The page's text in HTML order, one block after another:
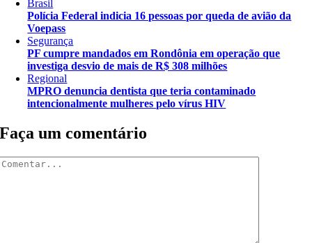
Brasil
Polícia Federal indicia 16 pessoas por queda de avião da
Voepass
Segurança
PF cumpre mandados em Rondônia em operação que
investiga desvio de mais de R$ 308 milhões
Regional
MPRO denuncia dentista que teria contaminado
intencionalmente mulheres pelo vírus HIV
Faça um comentário